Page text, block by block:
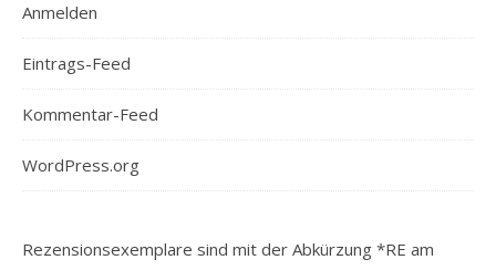
Anmelden
Eintrags-Feed
Kommentar-Feed
WordPress.org
Rezensionsexemplare sind mit der Abkürzung *RE am